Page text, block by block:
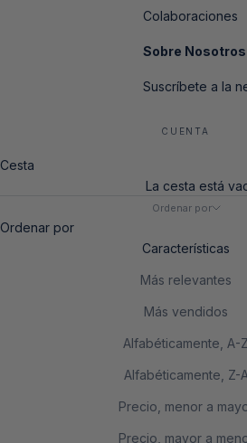
Colaboraciones
Sobre Nosotros
Suscríbete a la
CUENTA
Cesta
La cesta está
Ordenar por
Ordenar por
Características
Más relevantes
Más vendidos
Alfabéticamente, A-Z
Alfabéticamente, Z-
Precio, menor a
Precio, mayor a